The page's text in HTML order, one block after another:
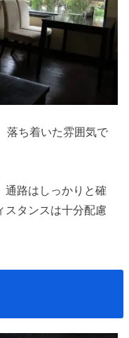
落ち着いた雰囲気で
通路はしっかりと確
スタンスは十分配慮